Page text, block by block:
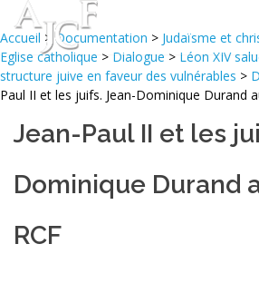
Accueil >Documentation > Judaïsme et
Eglise catholique > Dialogue > Léon XIV
structure juive en faveur des vulnérables >
Paul II et les juifs. Jean-Dominique Durand
Jean-Paul II et les
Dominique Durand
RCF